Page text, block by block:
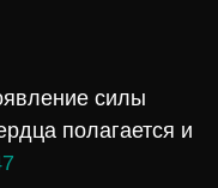
силы
полагается и